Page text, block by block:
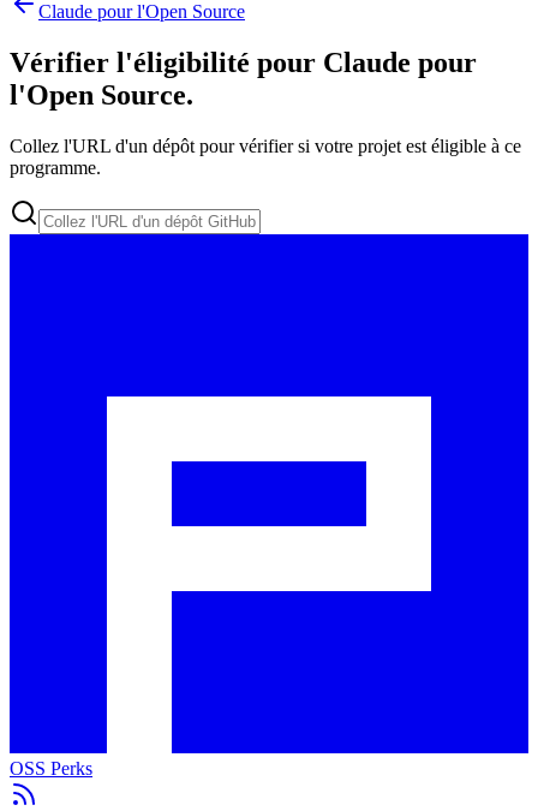
Claude pour l'Open Source
Vérifier l'éligibilité pour Claude pour
l'Open Source.
Collez l'URL d'un dépôt pour vérifier si votre projet est éligible à ce
programme.
OSS Perks